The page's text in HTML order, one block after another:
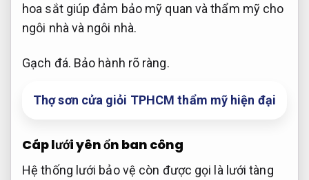
hoa sắt giúp đảm bảo mỹ quan và thẩm mỹ cho
ngôi nhà và ngôi nhà.
Gạch đá. Bảo hành rõ ràng.
Thợ sơn cửa giỏi TPHCM thẩm mỹ hiện đại
Cáp lưới yên ổn ban công
Hệ thống lưới bảo vệ còn được gọi là lưới tàng